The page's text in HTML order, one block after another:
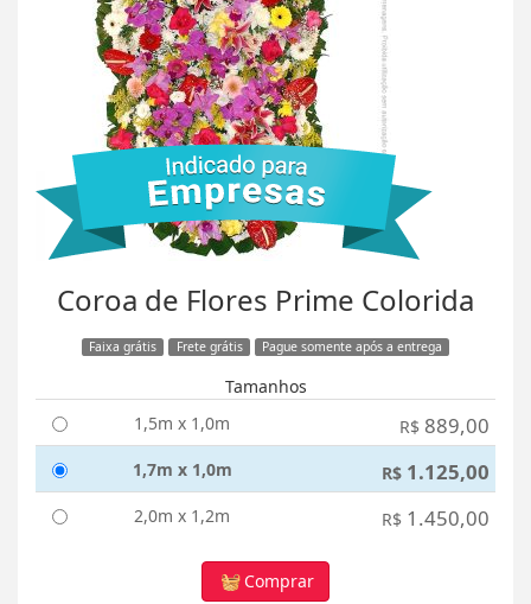
Coroa de Flores Prime Colorida
Faixa grátis Frete grátis Pague somente após a entrega
Tamanhos
1,5m x 1,0m
R$ 889,00
1,7m x 1,0m R$ 1.125,00
2,0m x 1,2m R$ 1.450,00
Comprar